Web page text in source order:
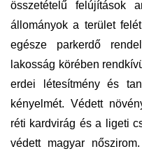
összetételű felújítások
állományok a terület
egésze parkerdő
lakosság körében
erdei létesítmény és
kényelmét. Védett
réti kardvirág és a ligeti
védett magyar